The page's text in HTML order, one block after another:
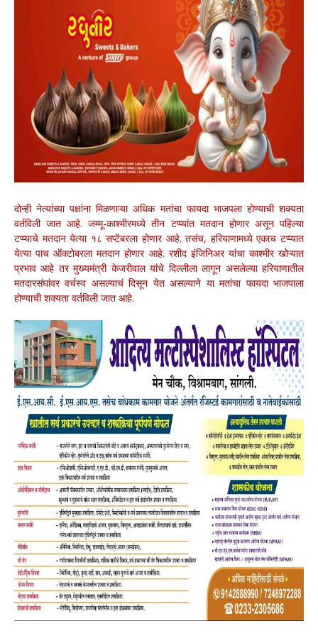
दोन्ही नेत्यांच्या पक्षांना मिळणाऱ्या अधिक मतांचा फायदा भाजपला होण्याची शक्यता
वर्तविली जात आहे. जम्मू-काश्मीरमध्ये तीन टप्प्यांत मतदान होणार असून पहिल्या
टप्प्याचे मतदान येत्या १८ सप्टेंबरला होणार आहे. तसंच, हरियाणामध्ये एकाच टप्प्यात
येत्या पाच ऑक्टोबरला मतदान होणार आहे. रशीद इंजिनिअर यांचा काश्मीर खोऱ्यात
प्रभाव आहे तर मुख्यमंत्री केजरीवाल यांचे दिल्लीला लागून असलेल्या हरियाणातील
मतदारसंघांवर वर्चस्व असल्याचं दिसून येत असल्याने या मतांचा फायदा भाजपाला
होण्याची शक्यता वर्तविली जात आहे.